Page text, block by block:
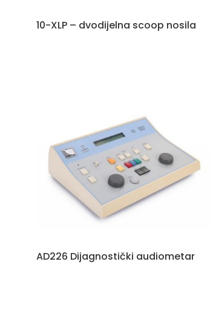
10-XLP – dvodijelna scoop nosila
AD226 Dijagnostički audiometar